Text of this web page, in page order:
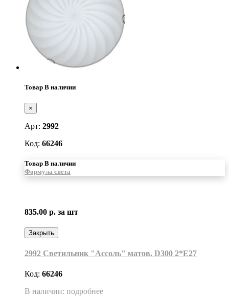
Товар В наличии
×
Арт: 2992
Код: 66246
Товар В наличии
Формула света
835.00 р. за шт
Закрыть
2992 Светильник "Ассоль" матов. D300 2*Е27
Код: 66246
В наличии: подробнее